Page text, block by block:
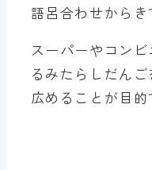
語呂合わせからき
スーパーやコン
るみたらしだん
広めることが目的